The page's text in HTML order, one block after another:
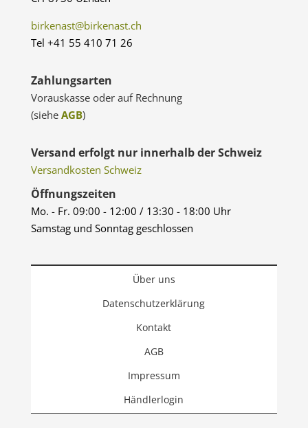
birkenast@birkenast.ch
Tel +41 55 410 71 26
Zahlungsarten
Vorauskasse oder auf Rechnung
(siehe AGB)
Versand erfolgt nur innerhalb der Schweiz
Versandkosten Schweiz
Öffnungszeiten
Mo. - Fr. 09:00 - 12:00 / 13:30 - 18:00 Uhr
Samstag und Sonntag geschlossen
Über uns
Datenschutzerklärung
Kontakt
AGB
Impressum
Händlerlogin